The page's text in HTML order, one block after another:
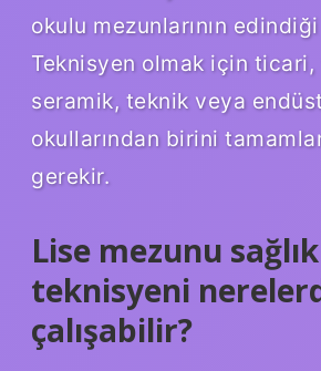
okulu mezunlarının
Teknisyen olmak için
seramik, teknik veya
okullarından birini
gerekir.
Lise mezunu
teknisyeni
çalışabilir?